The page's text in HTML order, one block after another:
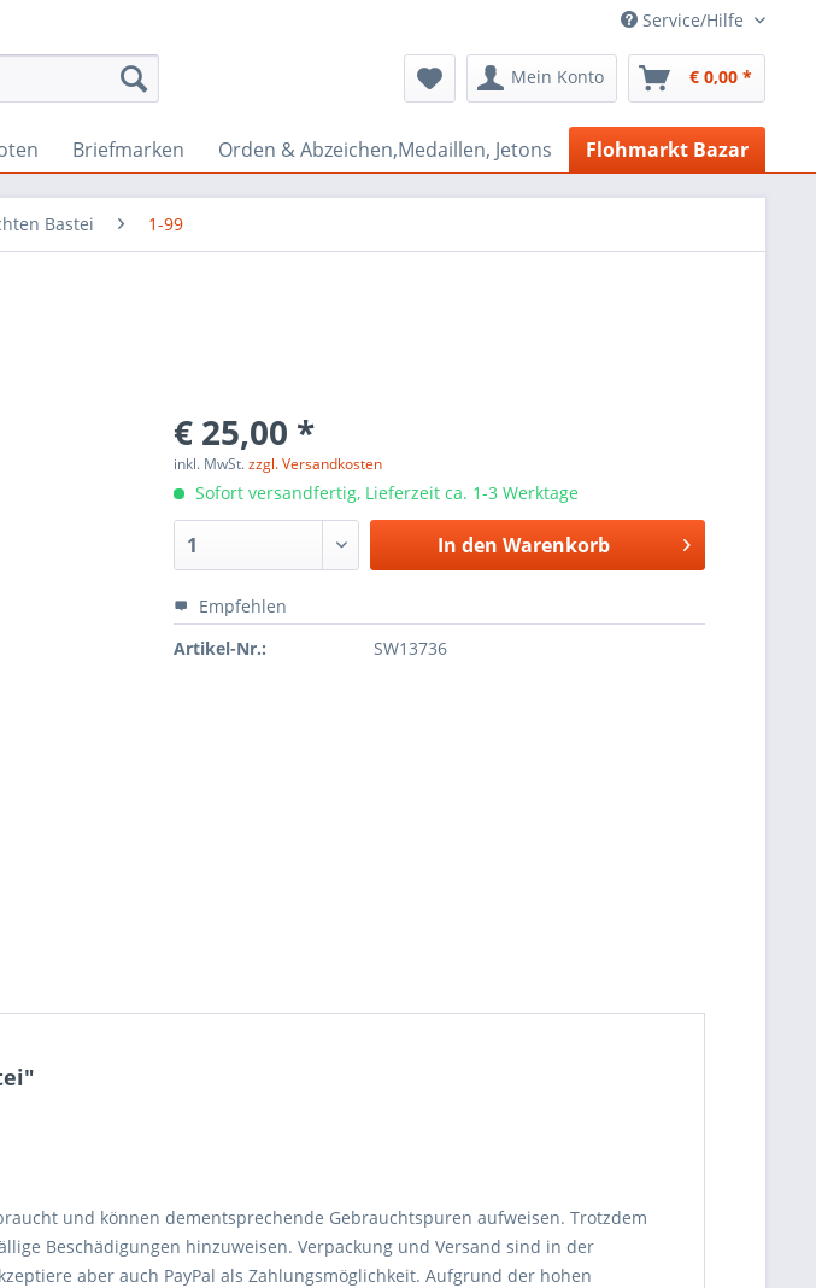
Service/Hilfe
Mein Konto € 0,00 *
Briefmarken Orden & Abzeichen,Medaillen, Jetons Flohmarkt Bazar
Bastei 1-99
€ 25,00 *
inkl. MwSt.zzgl. Versandkosten
Sofort versandfertig, Lieferzeit ca. 1-3 Werktage
In den Warenkorb
Empfehlen
Artikel-Nr.:
SW13736
und können dementsprechende Gebrauchtspuren aufweisen. Trotzdem
Beschädigungen hinzuweisen. Verpackung und Versand sind in der
aber auch PayPal als Zahlungsmöglichkeit. Aufgrund der hohen